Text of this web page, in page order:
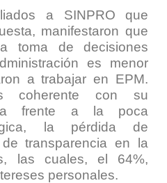
a SINPRO que
manifestaron que
toma de decisiones
es menor
a trabajar en EPM.
coherente con su
frente a la poca
la pérdida de
transparencia en la
las cuales, el 64%,
personales.